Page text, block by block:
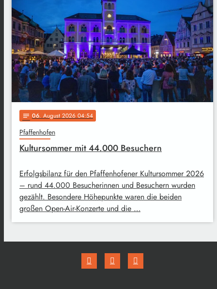
notes 06. August 2026 04:54
Pfaffenhofen
Kultursommer mit 44.000 Besuchern
Erfolgsbilanz für den Pfaffenhofener Kultursommer 2026
– rund 44.000 Besucherinnen und Besuchern wurden
gezählt. Besondere Höhepunkte waren die beiden
großen Open-Air-Konzerte und die …